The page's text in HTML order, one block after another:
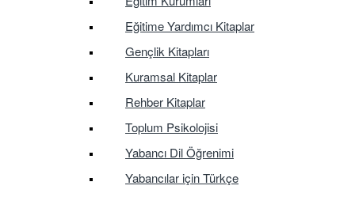
Eğitime Yardımcı Kitaplar
Gençlik Kitapları
Kuramsal Kitaplar
Rehber Kitaplar
Toplum Psikolojisi
Yabancı Dil Öğrenimi
Yabancılar için Türkçe